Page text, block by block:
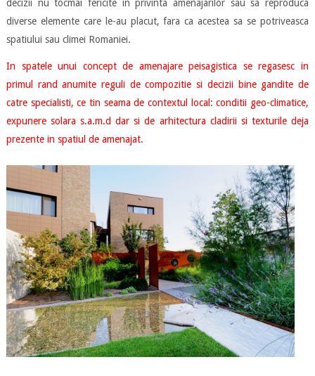
decizii nu tocmai fericite in privinta amenajarilor sau sa reproduca
diverse elemente care le-au placut, fara ca acestea sa se potriveasca
spatiului sau climei Romaniei.
In spatele unui concept de amenajare peisagistica se regasesc in
primul rand anumite reguli de compozitie si decizii bine gandite de
catre specialisti, ce tin seama de contextul local: conditii geo-climatice,
expunere solara s.a.m.d dar si de arhitectura cladirii si texturile deja
prezente in spatiul de amenajat.